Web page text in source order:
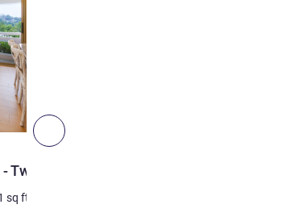
Berikutnya - Kamar
Twin
sq ft